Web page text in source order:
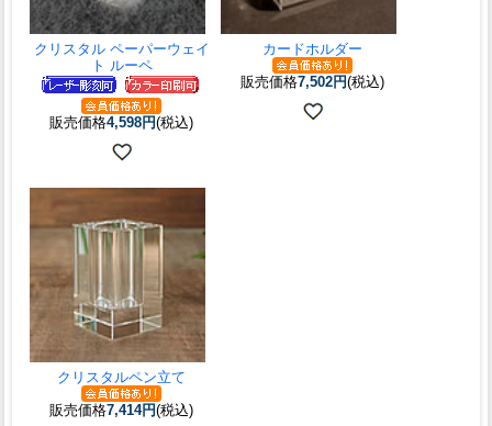
クリスタル ペーパーウェイ
ト ルーペ
販売価格4,598円(税込)
カードホルダー
販売価格7,502円(税込)
クリスタルペン立て
販売価格7,414円(税込)